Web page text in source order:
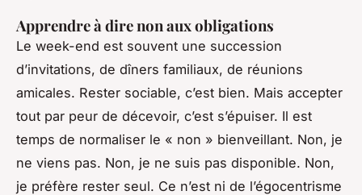
Apprendre à dire non aux obligations
Le week-end est souvent une succession
d’invitations, de dîners familiaux, de réunions
amicales. Rester sociable, c’est bien. Mais accepter
tout par peur de décevoir, c’est s’épuiser. Il est
temps de normaliser le « non » bienveillant. Non, je
ne viens pas. Non, je ne suis pas disponible. Non,
je préfère rester seul. Ce n’est ni de l’égocentrisme